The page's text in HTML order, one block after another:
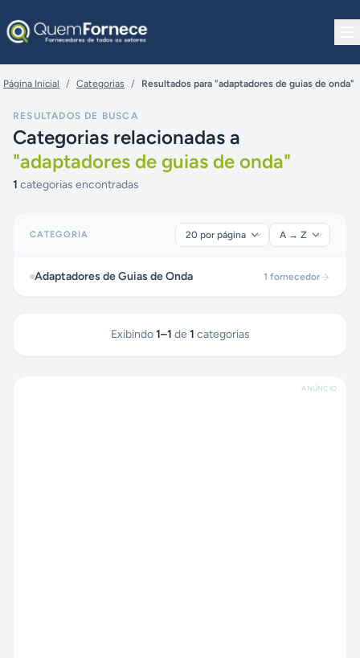
Página Inicial / Categorias / Resultados para "adaptadores de guias de onda"
RESULTADOS DE BUSCA
Categorias relacionadas a
"adaptadores de guias de onda"
1 categorias encontradas
CATEGORIA
Adaptadores de Guias de Onda 1 fornecedor
Exibindo 1–1 de 1 categorias
ANÚNCIO